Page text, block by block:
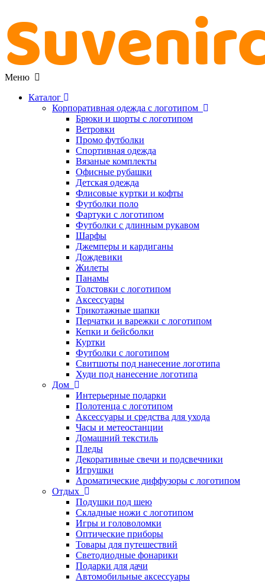
Меню
Каталог
Корпоративная одежда с логотипом
Брюки и шорты с логотипом
Ветровки
Промо футболки
Спортивная одежда
Вязаные комплекты
Офисные рубашки
Детская одежда
Флисовые куртки и кофты
Футболки поло
Фартуки с логотипом
Футболки с длинным рукавом
Шарфы
Джемперы и кардиганы
Дождевики
Жилеты
Панамы
Толстовки с логотипом
Аксессуары
Трикотажные шапки
Перчатки и варежки с логотипом
Кепки и бейсболки
Куртки
Футболки с логотипом
Свитшоты под нанесение логотипа
Худи под нанесение логотипа
Дом
Интерьерные подарки
Полотенца с логотипом
Аксессуары и средства для ухода
Часы и метеостанции
Домашний текстиль
Пледы
Декоративные свечи и подсвечники
Игрушки
Ароматические диффузоры с логотипом
Отдых
Подушки под шею
Складные ножи с логотипом
Игры и головоломки
Оптические приборы
Товары для путешествий
Светодиодные фонарики
Подарки для дачи
Автомобильные аксессуары